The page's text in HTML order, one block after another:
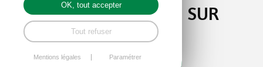
POUR EN SAVOIR PLUS SUR
L’ALEC
alec-saint-brieuc.org
OK, tout accepter
Tout refuser
Mentions légales Paramétrer